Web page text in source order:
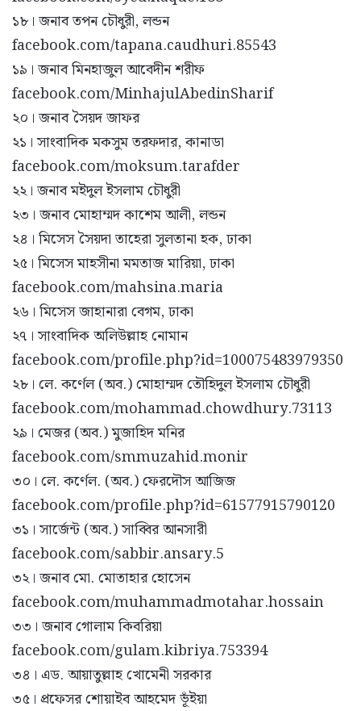
১৮। জনাব তপন চৌধুরী, লন্ডন
facebook.com/tapana.caudhuri.85543
১৯। জনাব মিনহাজুল আবেদীন শরীফ
facebook.com/MinhajulAbedinSharif
২০। জনাব সৈয়দ জাফর
২১। সাংবাদিক মকসুম তরফদার, কানাডা
facebook.com/moksum.tarafder
২২। জনাব মইদুল ইসলাম চৌধুরী
২৩। জনাব মোহাম্মদ কাশেম আলী, লন্ডন
২৪। মিসেস সৈয়দা তাহেরা সুলতানা হক, ঢাকা
২৫। মিসেস মাহসীনা মমতাজ মারিয়া, ঢাকা
facebook.com/mahsina.maria
২৬। মিসেস জাহানারা বেগম, ঢাকা
২৭। সাংবাদিক অলিউল্লাহ নোমান
facebook.com/profile.php?id=100075483979350
২৮। লে. কর্ণেল (অব.) মোহাম্মদ তৌহিদুল ইসলাম চৌধুরী
facebook.com/mohammad.chowdhury.73113
২৯। মেজর (অব.) মুজাহিদ মনির
facebook.com/smmuzahid.monir
৩০। লে. কর্ণেল. (অব.) ফেরদৌস আজিজ
facebook.com/profile.php?id=61577915790120
৩১। সার্জেন্ট (অব.) সাব্বির আনসারী
facebook.com/sabbir.ansary.5
৩২। জনাব মো. মোতাহার হোসেন
facebook.com/muhammadmotahar.hossain
৩৩। জনাব গোলাম কিবরিয়া
facebook.com/gulam.kibriya.753394
৩৪। এড. আয়াতুল্লাহ খোমেনী সরকার
৩৫। প্রফেসর শোয়াইব আহমেদ ভূঁইয়া